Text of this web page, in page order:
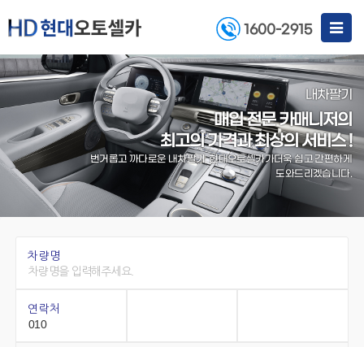
Toggle
1600-2915
내차팔기
매입 전문 카매니저의
최고의 가격과 최상의 서비스 !
번거롭고 까다로운 내차팔기, 현대오토셀카가더욱 쉽고 간편하게
도와드리겠습니다.
차량명
연락처